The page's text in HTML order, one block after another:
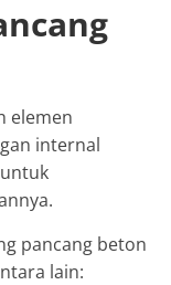
elemen
internal
pancang beton
lain: